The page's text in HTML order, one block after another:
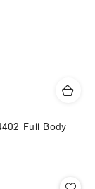
Full Body